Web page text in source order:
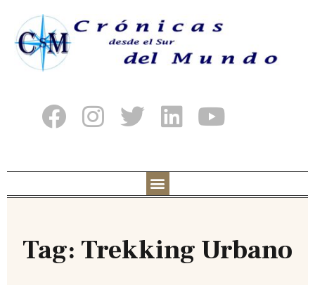
Tag: Trekking Urbano